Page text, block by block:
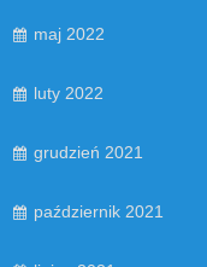
maj 2022
luty 2022
grudzień 2021
październik 2021